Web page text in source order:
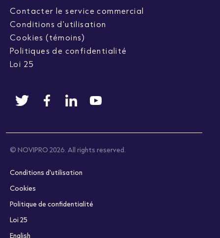
Contacter le service commercial
Conditions d'utilisation
Cookies (témoins)
Politiques de confidentialité
Loi 25
© NOVIPRO 2026. All rights reserved.
Conditions d'utilisation
Cookies
Politique de confidentialité
Loi 25
English